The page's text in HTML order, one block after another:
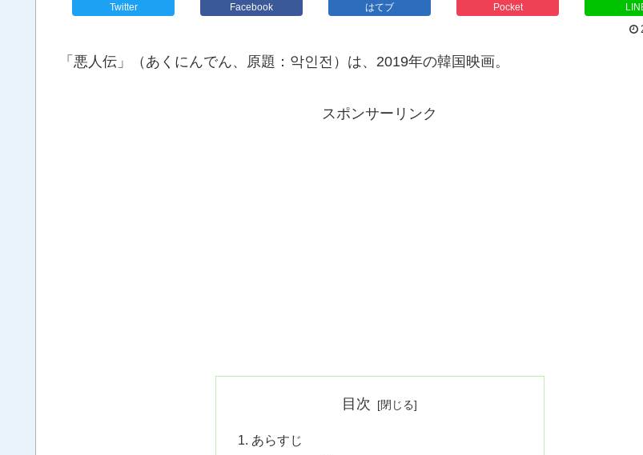
Twitter Facebook はてブ Pocket
「悪人伝」（あくにんでん、原題：악인전）は、2019年の韓国映画。
スポンサーリンク
目次
あらすじ